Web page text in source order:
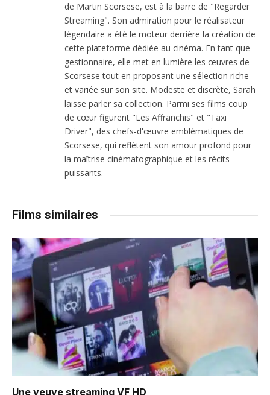
de Martin Scorsese, est à la barre de "Regarder
Streaming". Son admiration pour le réalisateur
légendaire a été le moteur derrière la création de
cette plateforme dédiée au cinéma. En tant que
gestionnaire, elle met en lumière les œuvres de
Scorsese tout en proposant une sélection riche
et variée sur son site. Modeste et discrète, Sarah
laisse parler sa collection. Parmi ses films coup
de cœur figurent "Les Affranchis" et "Taxi
Driver", des chefs-d'œuvre emblématiques de
Scorsese, qui reflètent son amour profond pour
la maîtrise cinématographique et les récits
puissants.
Films similaires
Une veuve streaming VF HD